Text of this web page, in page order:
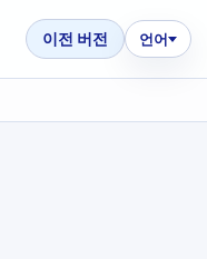
이전 버전 언어